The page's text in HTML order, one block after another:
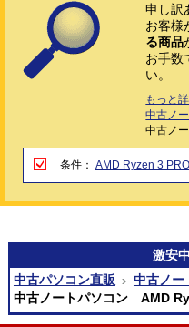
申し訳
お客様
る商品
お手数
い。
もっと
中古ノ
中古ノ
条件： AMD Ryzen 3 PRO
激安
中古パソコン直販
中古ノー
中古ノートパソコン AMD